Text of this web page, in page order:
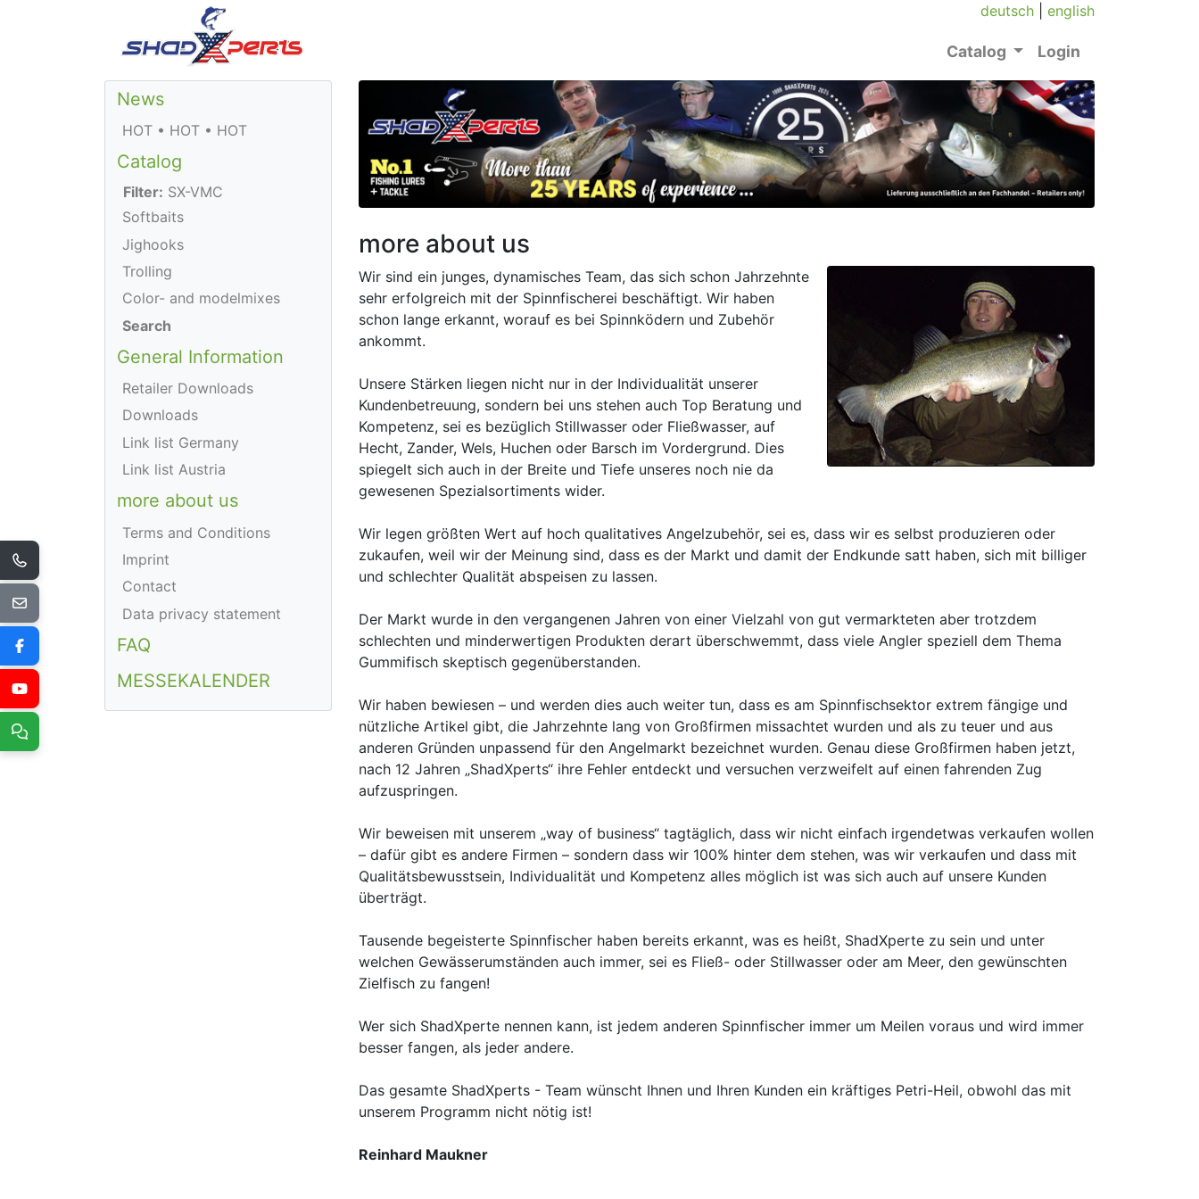
deutsch english
Catalog Login
more about us
Wir sind ein junges, dynamisches Team, das sich schon Jahrzehnte
sehr erfolgreich mit der Spinnfischerei beschäftigt. Wir haben
schon lange erkannt, worauf es bei Spinnködern und Zubehör
ankommt.
Unsere Stärken liegen nicht nur in der Individualität unserer
Kundenbetreuung, sondern bei uns stehen auch Top Beratung und
Kompetenz, sei es bezüglich Stillwasser oder Fließwasser, auf
Hecht, Zander, Wels, Huchen oder Barsch im Vordergrund. Dies
spiegelt sich auch in der Breite und Tiefe unseres noch nie da
gewesenen Spezialsortiments wider.
Wir legen größten Wert auf hoch qualitatives Angelzubehör, sei es, dass wir es selbst produzieren oder
zukaufen, weil wir der Meinung sind, dass es der Markt und damit der Endkunde satt haben, sich mit billiger
und schlechter Qualität abspeisen zu lassen.
Der Markt wurde in den vergangenen Jahren von einer Vielzahl von gut vermarkteten aber trotzdem
schlechten und minderwertigen Produkten derart überschwemmt, dass viele Angler speziell dem Thema
Gummifisch skeptisch gegenüberstanden.
Wir haben bewiesen – und werden dies auch weiter tun, dass es am Spinnfischsektor extrem fängige und
nützliche Artikel gibt, die Jahrzehnte lang von Großfirmen missachtet wurden und als zu teuer und aus
anderen Gründen unpassend für den Angelmarkt bezeichnet wurden. Genau diese Großfirmen haben jetzt,
nach 12 Jahren „ShadXperts“ ihre Fehler entdeckt und versuchen verzweifelt auf einen fahrenden Zug
aufzuspringen.
Wir beweisen mit unserem „way of business“ tagtäglich, dass wir nicht einfach irgendetwas verkaufen wollen
– dafür gibt es andere Firmen – sondern dass wir 100% hinter dem stehen, was wir verkaufen und dass mit
Qualitätsbewusstsein, Individualität und Kompetenz alles möglich ist was sich auch auf unsere Kunden
überträgt.
Tausende begeisterte Spinnfischer haben bereits erkannt, was es heißt, ShadXperte zu sein und unter
welchen Gewässerumständen auch immer, sei es Fließ- oder Stillwasser oder am Meer, den gewünschten
Zielfisch zu fangen!
Wer sich ShadXperte nennen kann, ist jedem anderen Spinnfischer immer um Meilen voraus und wird immer
besser fangen, als jeder andere.
Das gesamte ShadXperts - Team wünscht Ihnen und Ihren Kunden ein kräftiges Petri-Heil, obwohl das mit
unserem Programm nicht nötig ist!
Reinhard Maukner
News
HOT • HOT • HOT
Catalog
Filter: SX-VMC
Softbaits
Jighooks
Trolling
Color- and modelmixes
Search
General Information
Retailer Downloads
Downloads
Link list Germany
Link list Austria
more about us
Terms and Conditions
Imprint
Contact
Data privacy statement
FAQ
MESSEKALENDER